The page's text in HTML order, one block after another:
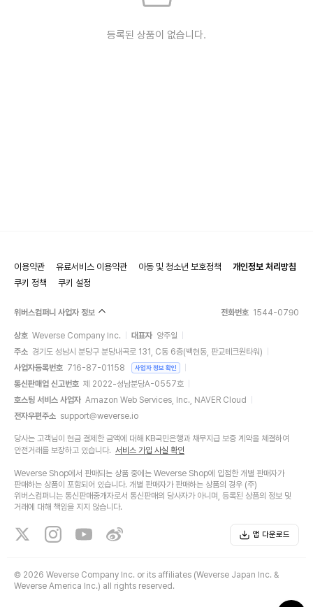
등록된 상품이 없습니다.
이용약관 유료서비스 이용약관 아동 및 청소년 보호정책
개인정보 처리방침
쿠키 정책
쿠키 설정
위버스컴퍼니 사업자 정보 전화번호 1544-0790
상호 Weverse Company Inc. 대표자 양주일
주소 경기도 성남시 분당구 분당내곡로 131, C동 6층(백현동, 판교테크원타워)
사업자등록번호 716-87-01158 사업자 정보 확인
통신판매업 신고번호 제 2022-성남분당A-0557호
호스팅 서비스 사업자 Amazon Web Services, Inc., NAVER Cloud
전자우편주소 support@weverse.io
당사는 고객님이 현금 결제한 금액에 대해 KB국민은행과 채무지급 보증 계약을 체결하여
안전거래를 보장하고 있습니다. 서비스 가입 사실 확인
Weverse Shop에서 판매되는 상품 중에는 Weverse Shop에 입점한 개별 판매자가
판매하는 상품이 포함되어 있습니다. 개별 판매자가 판매하는 상품의 경우 (주)
위버스컴퍼니는 통신판매중개자로서 통신판매의 당사자가 아니며, 등록된 상품의 정보 및
거래에 대해 책임을 지지 않습니다.
앱 다운로드
© 2026 Weverse Company Inc. or its affiliates (Weverse Japan Inc. &
Weverse America Inc.) all rights reserved.